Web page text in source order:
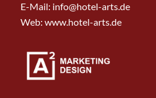
E-Mail: info@hotel-arts.de
Web: www.hotel-arts.de